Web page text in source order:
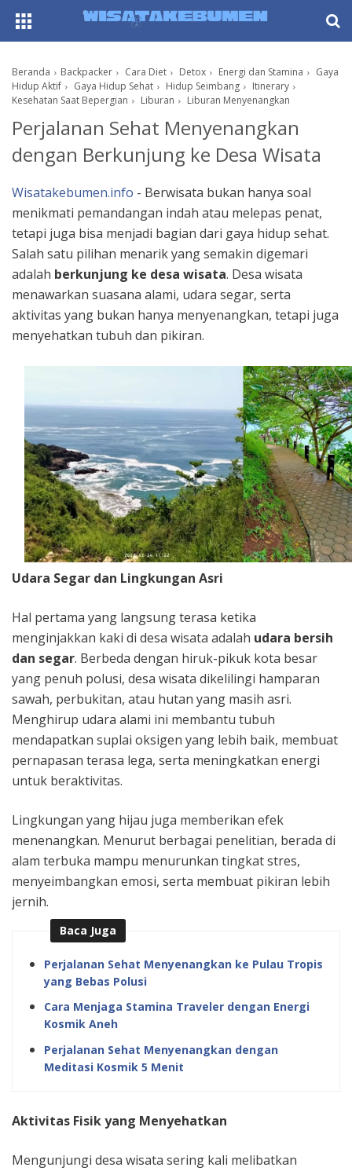
Beranda Backpacker Cara Diet Detox Energi dan Stamina
Gaya
Hidup Aktif
Gaya Hidup Sehat Hidup Seimbang
Itinerary
Kesehatan Saat Bepergian
Liburan Liburan Menyenangkan
Perjalanan Sehat Menyenangkan
dengan Berkunjung ke Desa Wisata
Wisatakebumen.info - Berwisata bukan hanya soal
menikmati pemandangan indah atau melepas penat,
tetapi juga bisa menjadi bagian dari gaya hidup sehat.
Salah satu pilihan menarik yang semakin digemari
adalah berkunjung ke desa wisata. Desa wisata
menawarkan suasana alami, udara segar, serta
aktivitas yang bukan hanya menyenangkan, tetapi juga
menyehatkan tubuh dan pikiran.
Udara Segar dan Lingkungan Asri
Hal pertama yang langsung terasa ketika
menginjakkan kaki di desa wisata adalah udara bersih
dan segar. Berbeda dengan hiruk-pikuk kota besar
yang penuh polusi, desa wisata dikelilingi hamparan
sawah, perbukitan, atau hutan yang masih asri.
Menghirup udara alami ini membantu tubuh
mendapatkan suplai oksigen yang lebih baik, membuat
pernapasan terasa lega, serta meningkatkan energi
untuk beraktivitas.
Lingkungan yang hijau juga memberikan efek
menenangkan. Menurut berbagai penelitian, berada di
alam terbuka mampu menurunkan tingkat stres,
menyeimbangkan emosi, serta membuat pikiran lebih
jernih.
Baca Juga
Perjalanan Sehat Menyenangkan ke Pulau Tropis
yang Bebas Polusi
Cara Menjaga Stamina Traveler dengan Energi
Kosmik Aneh
Perjalanan Sehat Menyenangkan dengan
Meditasi Kosmik 5 Menit
Aktivitas Fisik yang Menyehatkan
Mengunjungi desa wisata sering kali melibatkan